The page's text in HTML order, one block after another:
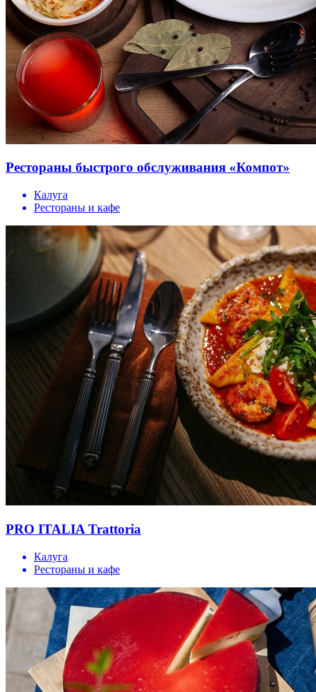
Рестораны быстрого обслуживания «Компот»
Калуга
Рестораны и кафе
PRO ITALIA Trattoria
Калуга
Рестораны и кафе